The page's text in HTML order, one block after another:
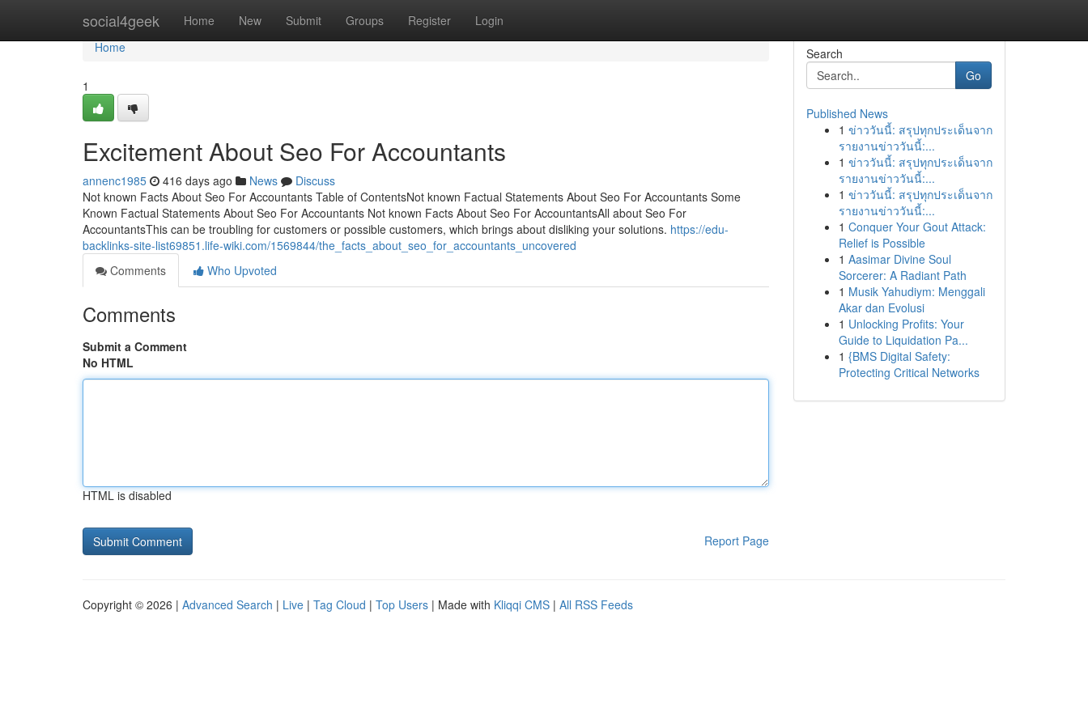
social4geek Home New Submit Groups Register Login
Home
Home
1
Excitement About Seo For Accountants
annenc1985 416 days ago News
Discuss
Not known Facts About Seo For Accountants Table of ContentsNot known Factual Statements About Seo For Accountants Some
Known Factual Statements About Seo For Accountants Not known Facts About Seo For AccountantsAll about Seo For
AccountantsThis can be troubling for customers or possible customers, which brings about disliking your solutions. https://edu-
backlinks-site-list69851.life-wiki.com/1569844/the_facts_about_seo_for_accountants_uncovered
Comments
Who Upvoted
Comments
Submit a Comment
No HTML
HTML is disabled
Report Page
Search
Go
Published News
1 ข่าววันนี้: สรุปทุกประเด็นจาก
รายงานข่าววันนี้:...
1 ข่าววันนี้: สรุปทุกประเด็นจาก
รายงานข่าววันนี้:...
1 ข่าววันนี้: สรุปทุกประเด็นจาก
รายงานข่าววันนี้:...
1 Conquer Your Gout Attack:
Relief is Possible
1 Aasimar Divine Soul
Sorcerer: A Radiant Path
1 Musik Yahudiym: Menggali
Akar dan Evolusi
1 Unlocking Profits: Your
Guide to Liquidation Pa...
1 {BMS Digital Safety:
Protecting Critical Networks
Copyright © 2026 | Advanced Search | Live | Tag Cloud | Top Users | Made with Kliqqi CMS | All RSS Feeds